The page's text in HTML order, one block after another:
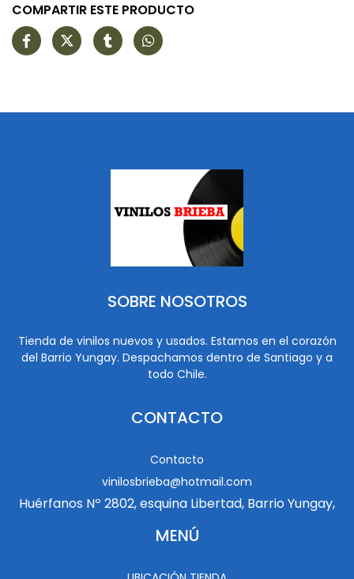
COMPARTIR ESTE PRODUCTO
SOBRE NOSOTROS
Tienda de vinilos nuevos y usados. Estamos en el corazón
del Barrio Yungay. Despachamos dentro de Santiago y a
todo Chile.
CONTACTO
Contacto
vinilosbrieba@hotmail.com
Huérfanos Nº 2802, esquina Libertad, Barrio Yungay,
MENÚ